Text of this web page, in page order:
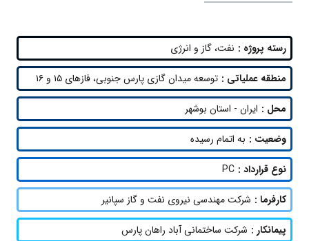
رسته پروژه : نفت، گاز و انرژی
منطقه عملیاتی : توسعه میدان گازی پارس جنوبی، فازهای ۱۵ و ۱۶
محل : ایران - استان بوشهر
وضعیت : به اتمام رسیده
نوع قرارداد : PC
کارفرما : شرکت مهندسی نیروی نفت و گاز سپانیر
پیمانکار : شرکت ساختمانی آباد راهان پارس